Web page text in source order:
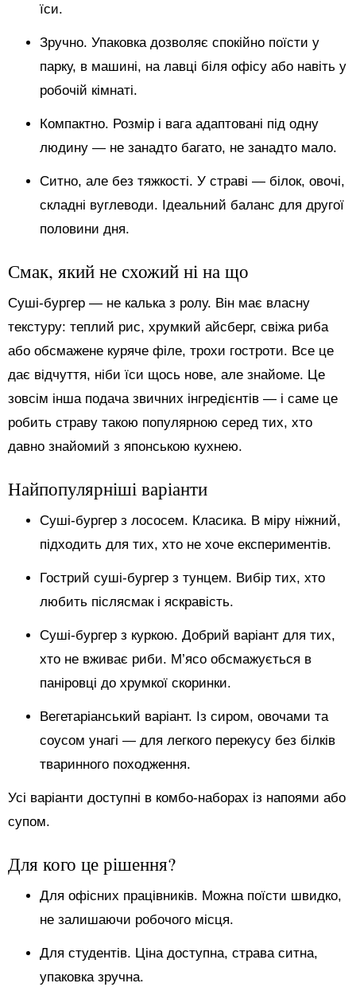
їси.
Зручно. Упаковка дозволяє спокійно поїсти у
парку, в машині, на лавці біля офісу або навіть у
робочій кімнаті.
Компактно. Розмір і вага адаптовані під одну
людину — не занадто багато, не занадто мало.
Ситно, але без тяжкості. У страві — білок, овочі,
складні вуглеводи. Ідеальний баланс для другої
половини дня.
Смак, який не схожий ні на що
Суші-бургер — не калька з ролу. Він має власну
текстуру: теплий рис, хрумкий айсберг, свіжа риба
або обсмажене куряче філе, трохи гостроти. Все це
дає відчуття, ніби їси щось нове, але знайоме. Це
зовсім інша подача звичних інгредієнтів — і саме це
робить страву такою популярною серед тих, хто
давно знайомий з японською кухнею.
Найпопулярніші варіанти
Суші-бургер з лососем. Класика. В міру ніжний,
підходить для тих, хто не хоче експериментів.
Гострий суші-бургер з тунцем. Вибір тих, хто
любить післясмак і яскравість.
Суші-бургер з куркою. Добрий варіант для тих,
хто не вживає риби. М’ясо обсмажується в
паніровці до хрумкої скоринки.
Вегетаріанський варіант. Із сиром, овочами та
соусом унагі — для легкого перекусу без білків
тваринного походження.
Усі варіанти доступні в комбо-наборах із напоями або
супом.
Для кого це рішення?
Для офісних працівників. Можна поїсти швидко,
не залишаючи робочого місця.
Для студентів. Ціна доступна, страва ситна,
упаковка зручна.